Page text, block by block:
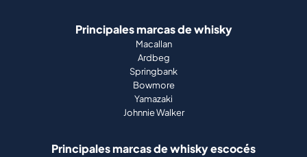
Principales marcas de whisky
Macallan
Ardbeg
Springbank
Bowmore
Yamazaki
Johnnie Walker
Principales marcas de whisky escocés